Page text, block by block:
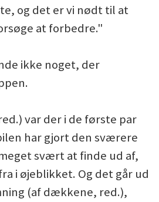
og det er vi nødt til at
at forbedre."
ikke noget, der
var der i de første par
har gjort den sværere
svært at finde ud af,
i øjeblikket. Og det går ud
(af dækkene, red.),